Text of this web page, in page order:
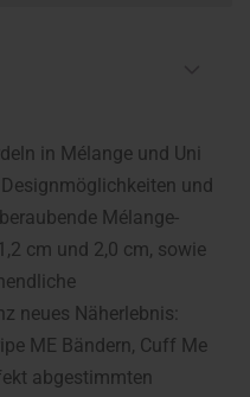
in Mélange und Uni
und
Mélange-
cm und 2,0 cm, sowie
neues Näherlebnis:
ME Bändern, Cuff Me
abgestimmten